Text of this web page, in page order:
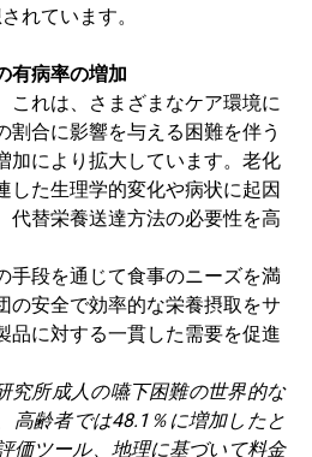
れています。
有病率の増加
これは、さまざまなケア環境に
割合に影響を与える困難を伴う
加により拡大しています。老化
した生理学的変化や病状に起因
代替栄養送達方法の必要性を高
手段を通じて食事のニーズを満
の安全で効率的な栄養摂取をサ
品に対する一貫した需要を促進
究所成人の嚥下困難の世界的な
高齢者では48.1％に増加したと
価ツール、地理に基づいて料金